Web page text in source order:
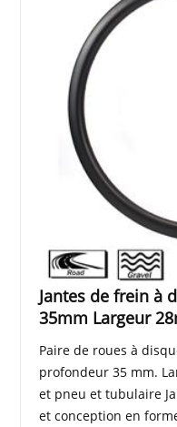
Jantes de frein à
35mm Largeur
Paire de roues à
profondeur 35 mm.
et pneu et tubulaire
et conception en